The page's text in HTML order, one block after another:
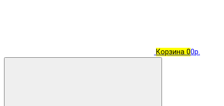
Корзина 00р.